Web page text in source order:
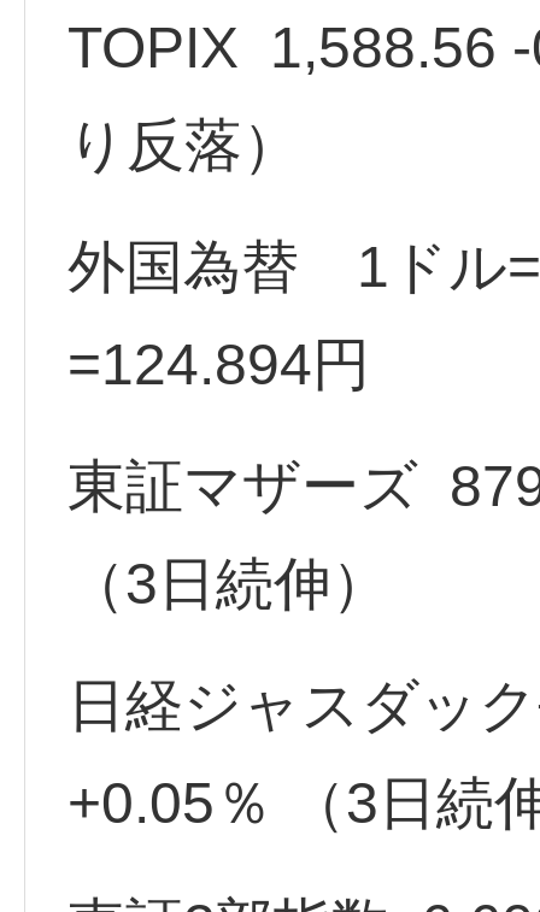
TOPIX 1,588.56
り反落）
外国為替 1ドル
=124.894円
東証マザーズ
（3日続伸）
日経ジャスダッ
+0.05％ （3日続